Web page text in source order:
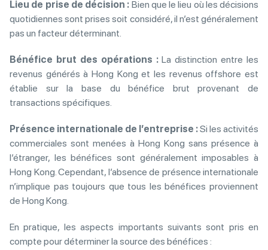
Lieu de prise de décision : Bien que le lieu où les décisions
quotidiennes sont prises soit considéré, il n’est généralement
pas un facteur déterminant.
Bénéfice brut des opérations :La distinction entre les
revenus générés à Hong Kong et les revenus offshore est
établie sur la base du bénéfice brut provenant de
transactions spécifiques.
Présence internationale de l’entreprise :Si les activités
commerciales sont menées à Hong Kong sans présence à
l’étranger, les bénéfices sont généralement imposables à
Hong Kong. Cependant, l’absence de présence internationale
n’implique pas toujours que tous les bénéfices proviennent
de Hong Kong.
En pratique, les aspects importants suivants sont pris en
compte pour déterminer la source des bénéfices :